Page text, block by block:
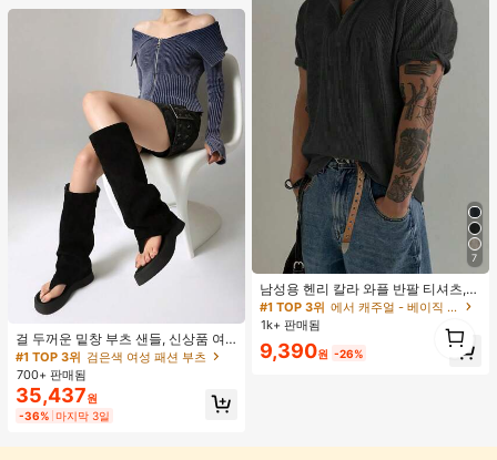
걸 두꺼운 밑창 부츠 샌들, 신상품 여
름 키높이 롱 샤프트 니치 섹시 팝 걸
끈 레트로 스트리트 스타일 앵클 부츠
#1 TOP 3위
거의 매진!
#1 TOP 3위 검은색 여성 패션 부츠
거의 매진!
#1 TOP 3위 검은색 여성 패션 부츠
거의 매진!
#1 TOP 3위 검은색 여성 패션 부츠
거의 매진!
700+ 판매됨
35,437원
-36% 마지막 3일
7
남성용 헨리 칼라 와플 반팔 티셔츠,
가볍고 통기성이 좋은 기본 티, 미국
미니멀리스트 스타일, 모든 계절에 적
#1 TOP 3위
에서 캐주얼 - 베이직 남성 상의
1k+ 판매됨
9,390원 -26%
1